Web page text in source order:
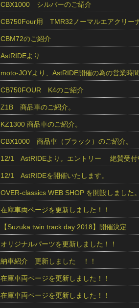
CBX1000 シルバーのご紹介
CB750Four用 TMR32ノーマルエアクリー
CBM72のご紹介
AstRIDEより
moto-JOYより、AstRIDE開催の為の営業時
CB750FOUR K4のご紹介
Z1B 商品車のご紹介。
KZ1300 商品車のご紹介。
CBX1000 商品車（ブラック）のご紹介。
12/1 AstRIDEより。エントリー 絶賛受付
12/1 AstRIDEを開催いたします。
OVER-classics WEB SHOP を開設しました
在庫車両ページを更新しました！！
【Suzuka twin track day 2018】開催決定
オリジナルパーツを更新しました！！
納車紹介 更新しました ！！
在庫車両ページを更新しました！！
在庫車両ページを更新しました！！